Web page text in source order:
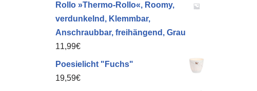
Rollo »Thermo-Rollo«, Roomy,
verdunkelnd, Klemmbar,
Anschraubbar, freihängend, Grau
11,99€
Poesielicht "Fuchs"
19,59€